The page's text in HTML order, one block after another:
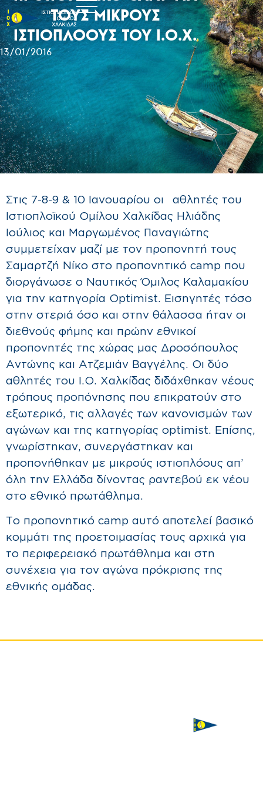
ΤΟΥΣ ΜΙΚΡΟΥΣ
ΙΣΤΙΟΠΛΟΟΥΣ ΤΟΥ Ι.Ο.Χ.
13/01/2016
Στις 7-8-9 & 10 Ιανουαρίου οι αθλητές του
Ιστιοπλοϊκού Ομίλου Χαλκίδας Ηλιάδης
Ιούλιος και Μαργωμένος Παναγιώτης
συμμετείχαν μαζί με τον προπονητή τους
Σαμαρτζή Νίκο στο προπονητικό camp που
διοργάνωσε ο Ναυτικός Όμιλος Καλαμακίου
για την κατηγορία Optimist. Εισηγητές τόσο
στην στεριά όσο και στην θάλασσα ήταν οι
διεθνούς φήμης και πρώην εθνικοί
προπονητές της χώρας μας Δροσόπουλος
Αντώνης και Ατζεμιάν Βαγγέλης. Οι δύο
αθλητές του Ι.Ο. Χαλκίδας διδάχθηκαν νέους
τρόπους προπόνησης που επικρατούν στο
εξωτερικό, τις αλλαγές των κανονισμών των
αγώνων και της κατηγορίας optimist. Επίσης,
γνωρίστηκαν, συνεργάστηκαν και
προπονήθηκαν με μικρούς ιστιοπλόους απ’
όλη την Ελλάδα δίνοντας ραντεβού εκ νέου
στο εθνικό πρωτάθλημα.
Το προπονητικό camp αυτό αποτελεί βασικό
κομμάτι της προετοιμασίας τους αρχικά για
το περιφερειακό πρωτάθλημα και στη
συνέχεια για τον αγώνα πρόκρισης της
εθνικής ομάδας.